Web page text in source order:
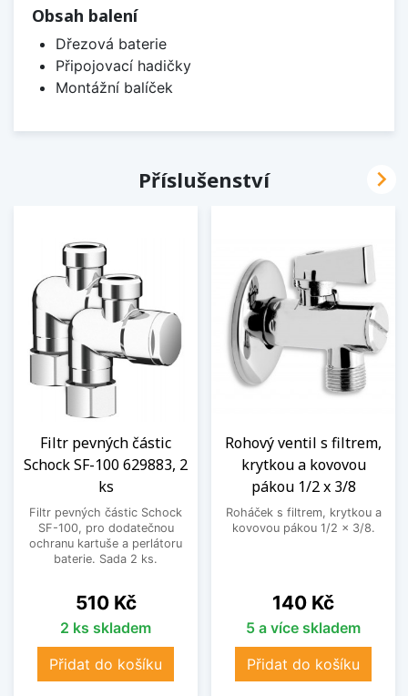
Obsah balení
Dřezová baterie
Připojovací hadičky
Montážní balíček
Příslušenství
Filtr pevných částic
Schock SF-100 629883, 2
ks
Filtr pevných částic Schock
SF-100, pro dodatečnou
ochranu kartuše a perlátoru
baterie. Sada 2 ks.
Cena
510 Kč
2 ks skladem
Přidat do košíku
Rohový ventil s filtrem,
krytkou a kovovou
pákou 1/2 x 3/8
Roháček s filtrem, krytkou a
kovovou pákou 1/2 x 3/8.
Cena
140 Kč
5 a více skladem
Přidat do košíku
